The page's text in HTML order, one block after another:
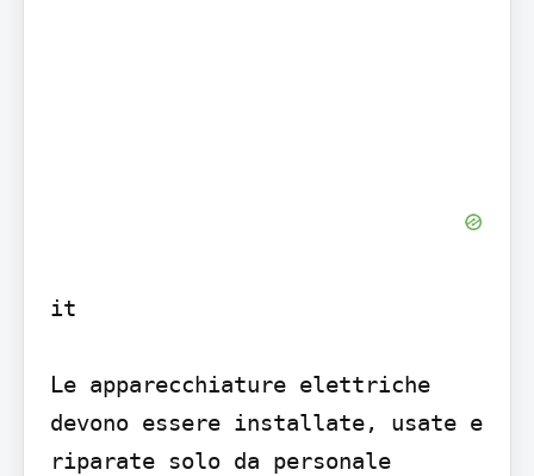
it
Le apparecchiature elettriche
devono essere installate, usate e
riparate solo da personale